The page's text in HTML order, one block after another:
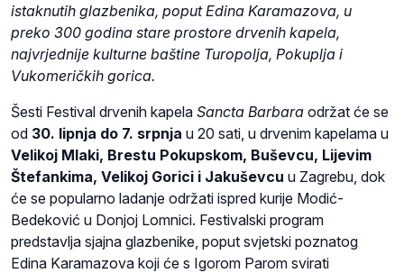
istaknutih glazbenika, poput Edina Karamazova, u
preko 300 godina stare prostore drvenih kapela,
najvrjednije kulturne baštine Turopolja, Pokuplja i
Vukomeričkih gorica.
Šesti Festival drvenih kapela Sancta Barbara održat će se
od 30. lipnja do 7. srpnja u 20 sati, u drvenim kapelama u
Velikoj Mlaki, Brestu Pokupskom, Buševcu, Lijevim
Štefankima, Velikoj Gorici i Jakuševcu u Zagrebu, dok
će se popularno ladanje održati ispred kurije Modić-
Bedeković u Donjoj Lomnici. Festivalski program
predstavlja sjajna glazbenike, poput svjetski poznatog
Edina Karamazova koji će s Igorom Parom svirati